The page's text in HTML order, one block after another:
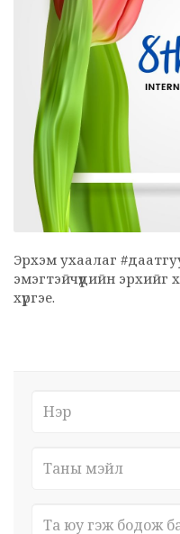
Эрхэм ухаалаг
эмэгтэйчүүдийн
хүргэе.